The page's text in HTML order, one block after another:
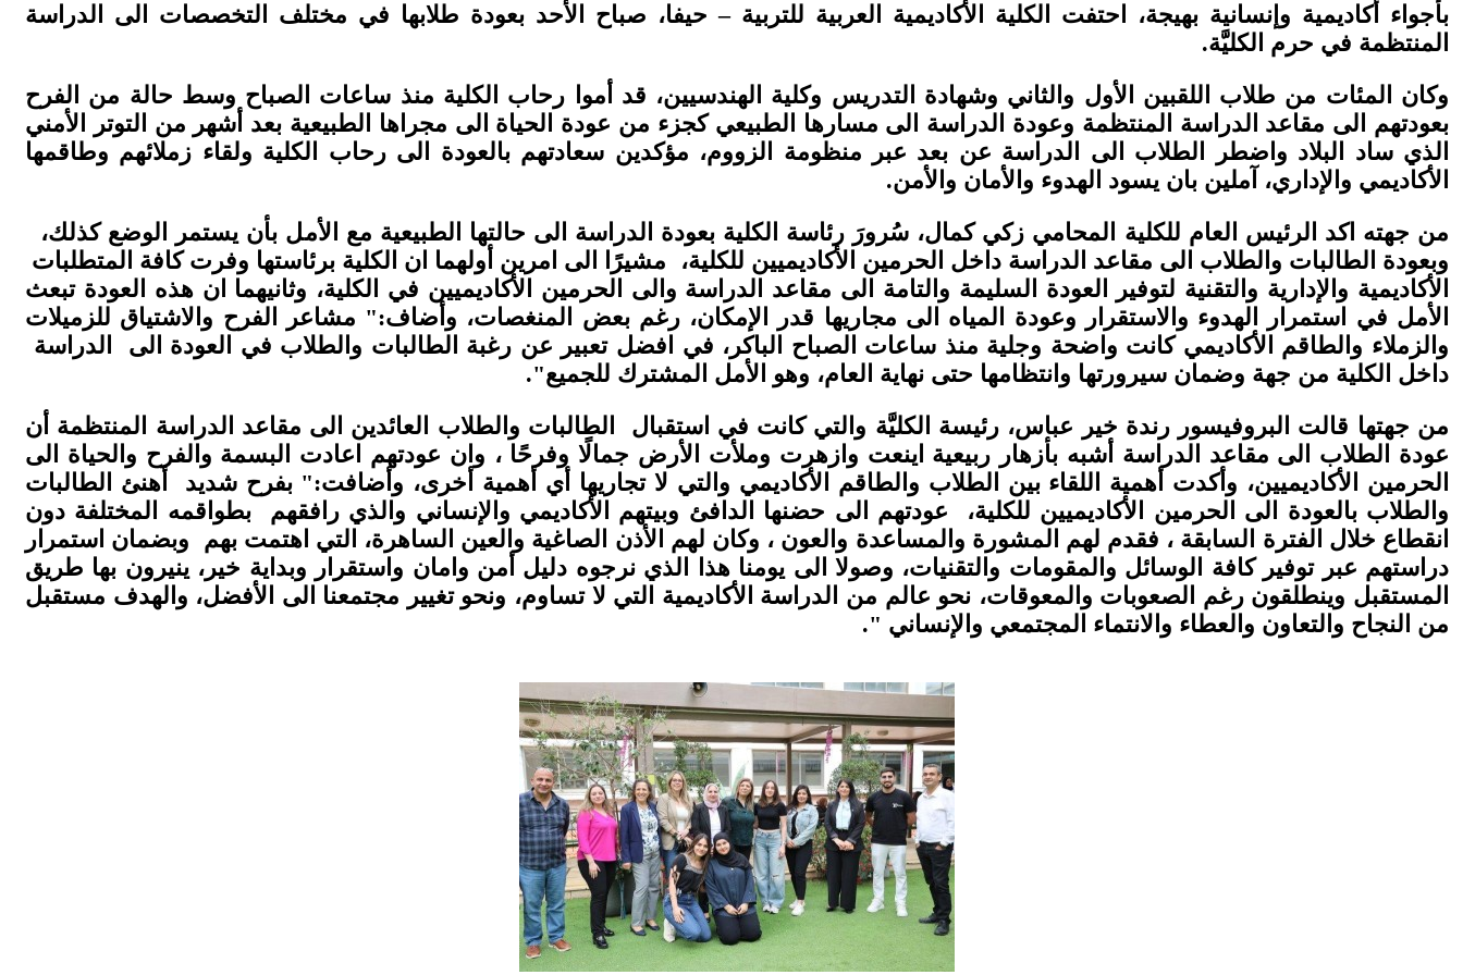
بأجواء أكاديمية وإنسانية بهيجة، احتفت الكلية الأكاديمية العربية للتربية – حيفا، صباح الأحد بعودة طلابها في مختلف التخصصات الى الدراسة
المنتظمة في حرم الكليَّة.
وكان المئات من طلاب اللقبين الأول والثاني وشهادة التدريس وكلية الهندسيين، قد أموا رحاب الكلية منذ ساعات الصباح وسط حالة من الفرح
بعودتهم الى مقاعد الدراسة المنتظمة وعودة الدراسة الى مسارها الطبيعي كجزء من عودة الحياة الى مجراها الطبيعية بعد أشهر من التوتر الأمني
الذي ساد البلاد واضطر الطلاب الى الدراسة عن بعد عبر منظومة الزووم، مؤكدين سعادتهم بالعودة الى رحاب الكلية ولقاء زملائهم وطاقمها
الأكاديمي والإداري، آملين بان يسود الهدوء والأمان والأمن.
من جهته اكد الرئيس العام للكلية المحامي زكي كمال، سُرورَ رئاسة الكلية بعودة الدراسة الى حالتها الطبيعية مع الأمل بأن يستمر الوضع كذلك،
وبعودة الطالبات والطلاب الى مقاعد الدراسة داخل الحرمين الأكاديميين للكلية، مشيرًا الى امرين أولهما ان الكلية برئاستها وفرت كافة المتطلبات
الأكاديمية والإدارية والتقنية لتوفير العودة السليمة والتامة الى مقاعد الدراسة والى الحرمين الأكاديميين في الكلية، وثانيهما ان هذه العودة تبعث
الأمل في استمرار الهدوء والاستقرار وعودة المياه الى مجاريها قدر الإمكان، رغم بعض المنغصات، وأضاف:" مشاعر الفرح والاشتياق للزميلات
والزملاء والطاقم الأكاديمي كانت واضحة وجلية منذ ساعات الصباح الباكر، في افضل تعبير عن رغبة الطالبات والطلاب في العودة الى الدراسة
داخل الكلية من جهة وضمان سيرورتها وانتظامها حتى نهاية العام، وهو الأمل المشترك للجميع".
من جهتها قالت البروفيسور رندة خير عباس، رئيسة الكليَّة والتي كانت في استقبال الطالبات والطلاب العائدين الى مقاعد الدراسة المنتظمة أن
عودة الطلاب الى مقاعد الدراسة أشبه بأزهار ربيعية اينعت وازهرت وملأت الأرض جمالًا وفرحًا ، وان عودتهم اعادت البسمة والفرح والحياة الى
الحرمين الأكاديميين، وأكدت أهمية اللقاء بين الطلاب والطاقم الأكاديمي والتي لا تجاريها أي أهمية أخرى، وأضافت:" بفرح شديد أهنئ الطالبات
والطلاب بالعودة الى الحرمين الأكاديميين للكلية، عودتهم الى حضنها الدافئ وبيتهم الأكاديمي والإنساني والذي رافقهم بطواقمه المختلفة دون
انقطاع خلال الفترة السابقة ، فقدم لهم المشورة والمساعدة والعون ، وكان لهم الأذن الصاغية والعين الساهرة، التي اهتمت بهم وبضمان استمرار
دراستهم عبر توفير كافة الوسائل والمقومات والتقنيات، وصولا الى يومنا هذا الذي نرجوه دليل أمن وامان واستقرار وبداية خير، ينيرون بها طريق
المستقبل وينطلقون رغم الصعوبات والمعوقات، نحو عالم من الدراسة الأكاديمية التي لا تساوم، ونحو تغيير مجتمعنا الى الأفضل، والهدف مستقبل
من النجاح والتعاون والعطاء والانتماء المجتمعي والإنساني ".